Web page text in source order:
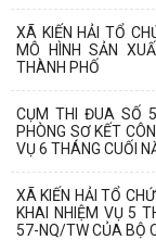
XÃ KIẾN HẢI TỔ
MÔ HÌNH SẢN
THÀNH PHỐ
CỤM THI ĐUA SỐ
PHÒNG SƠ KẾT
VỤ 6 THÁNG CUỐI
XÃ KIẾN HẢI TỔ
KHAI NHIỆM VỤ 5
57-NQ/TW CỦA BỘ